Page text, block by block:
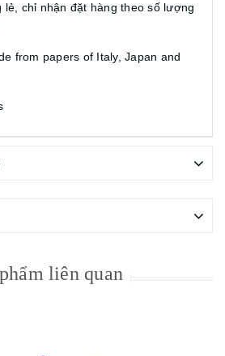
chỉ nhận đặt hàng theo số lượng
from papers of Italy, Japan and
liên quan